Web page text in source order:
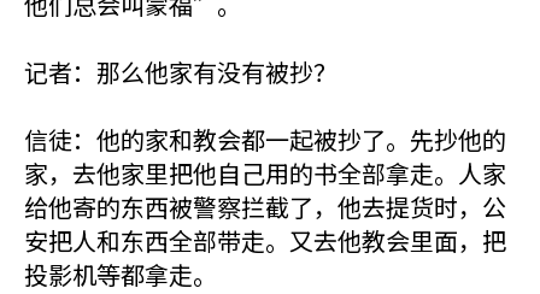
记者：那么他家有没有被抄？
信徒：他的家和教会都一起被抄了。先抄他的
家，去他家里把他自己用的书全部拿走。人家
给他寄的东西被警察拦截了，他去提货时，公
安把人和东西全部带走。又去他教会里面，把
投影机等都拿走。